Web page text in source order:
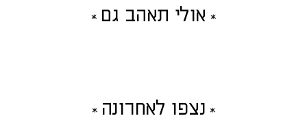
אולי תאהב גם
נצפו לאחרונה